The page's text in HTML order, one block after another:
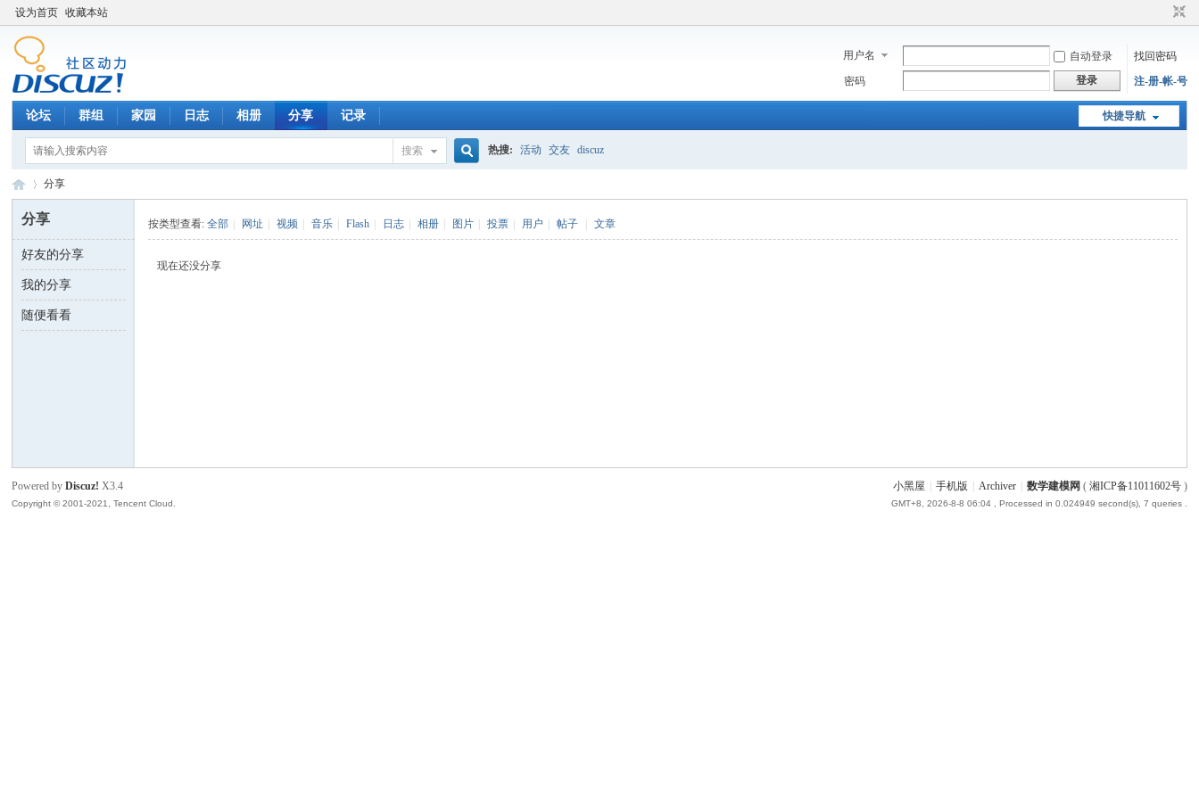
设为首页 收藏本站
用户名 自动登录
找回密码
密码
登录 注-册-帐-号
快捷导航
论坛 群组 家园 日志 相册 分享 记录
搜索 热搜: 活动 交友 discuz
数 ›
分享
分享
好友的分享
我的分享
随便看看
按类型查看:全部 网址 视频 音乐 Flash 日志 相册 图片 投票 用户 帖子 文章
现在还没分享
小黑屋 手机版 Archiver 数学建模网 ( 湘ICP备11011602号)
GMT+8, 2026-8-8 06:04, Processed in 0.024949 second(s), 7 queries .
Powered byDiscuz! X3.4
Copyright © 2001-2021, Tencent Cloud.